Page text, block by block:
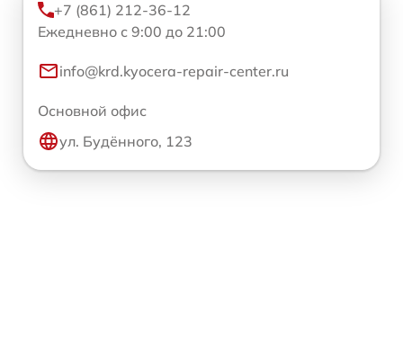
+7 (861) 212-36-12
Ежедневно с 9:00 до 21:00
info@krd.kyocera-repair-center.ru
Основной офис
ул. Будённого, 123